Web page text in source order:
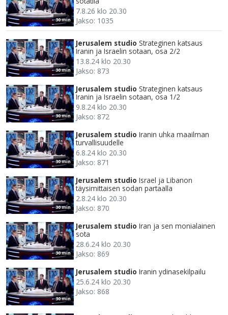
30 min
7.8.26 klo 20.30
Jakso: 1035
30 min
Jerusalem studio Strateginen katsaus
Iranin ja Israelin sotaan, osa 2/2
13.8.24 klo 20.30
Jakso: 873
30 min
Jerusalem studio Strateginen katsaus
Iranin ja Israelin sotaan, osa 1/2
9.8.24 klo 20.30
Jakso: 872
30 min
Jerusalem studio Iranin uhka maailman
turvallisuudelle
6.8.24 klo 20.30
Jakso: 871
30 min
Jerusalem studio Israel ja Libanon
täysimittaisen sodan partaalla
2.8.24 klo 20.30
Jakso: 870
30 min
Jerusalem studio Iran ja sen monialainen
sota
28.6.24 klo 20.30
Jakso: 869
30 min
Jerusalem studio Iranin ydinasekilpailu
25.6.24 klo 20.30
Jakso: 868